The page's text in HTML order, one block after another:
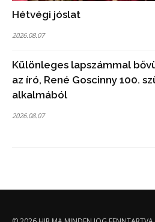
Hétvégi jóslat
2026.08.07
Különleges lapszámmal
az író, René Goscinny 100.
alkalmából
2026.08.07